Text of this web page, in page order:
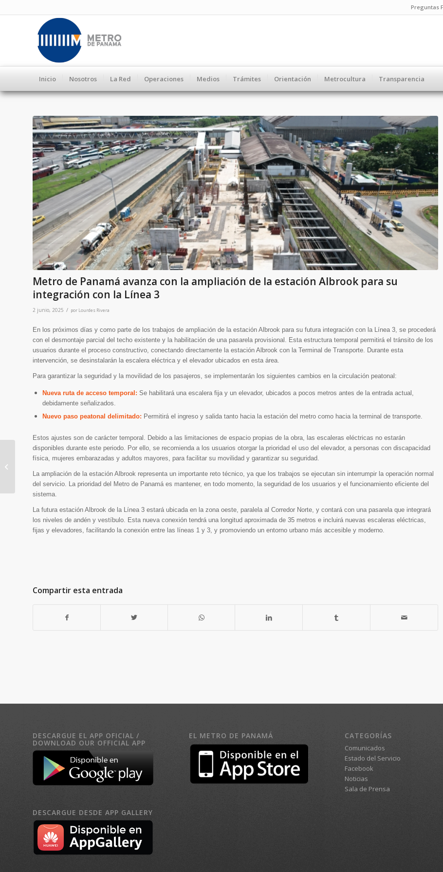
Preguntas
Inicio Nosotros La Red Operaciones Medios Trámites Orientación Metrocultura Transparencia
Metro de Panamá avanza con la ampliación de la estación Albrook para su
integración con la Línea 3
2 junio, 2025 / por Lourdes Rivera
En los próximos días y como parte de los trabajos de ampliación de la estación Albrook para su futura integración con la Línea 3, se procederá
con el desmontaje parcial del techo existente y la habilitación de una pasarela provisional. Esta estructura temporal permitirá el tránsito de los
usuarios durante el proceso constructivo, conectando directamente la estación Albrook con la Terminal de Transporte. Durante esta
intervención, se desinstalarán la escalera eléctrica y el elevador ubicados en esta área.
Para garantizar la seguridad y la movilidad de los pasajeros, se implementarán los siguientes cambios en la circulación peatonal:
Nueva ruta de acceso temporal: Se habilitará una escalera fija y un elevador, ubicados a pocos metros antes de la entrada actual,
debidamente señalizados.
Nuevo paso peatonal delimitado: Permitirá el ingreso y salida tanto hacia la estación del metro como hacia la terminal de transporte.
Estos ajustes son de carácter temporal. Debido a las limitaciones de espacio propias de la obra, las escaleras eléctricas no estarán
disponibles durante este periodo. Por ello, se recomienda a los usuarios otorgar la prioridad el uso del elevador, a personas con discapacidad
física, mujeres embarazadas y adultos mayores, para facilitar su movilidad y garantizar su seguridad.
La ampliación de la estación Albrook representa un importante reto técnico, ya que los trabajos se ejecutan sin interrumpir la operación normal
del servicio. La prioridad del Metro de Panamá es mantener, en todo momento, la seguridad de los usuarios y el funcionamiento eficiente del
sistema.
La futura estación Albrook de la Línea 3 estará ubicada en la zona oeste, paralela al Corredor Norte, y contará con una pasarela que integrará
los niveles de andén y vestíbulo. Esta nueva conexión tendrá una longitud aproximada de 35 metros e incluirá nuevas escaleras eléctricas,
fijas y elevadores, facilitando la conexión entre las líneas 1 y 3, y promoviendo un entorno urbano más accesible y moderno.
Compartir esta entrada
DESCARGUE EL APP OFICIAL /
DOWNLOAD OUR OFFICIAL APP
DESCARGUE DESDE APP GALLERY
EL METRO DE PANAMÁ CATEGORÍAS
Comunicados
Estado del Servicio
Facebook
Noticias
Sala de Prensa
entrega Policlínica
Edilberto Culiolis a la
Caja de Seguro...